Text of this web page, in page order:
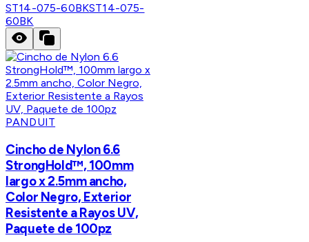
ST14-075-60BKST14-075-
60BK
PANDUIT
Cincho de Nylon 6.6
StrongHold™, 100mm
largo x 2.5mm ancho,
Color Negro, Exterior
Resistente a Rayos UV,
Paquete de 100pz